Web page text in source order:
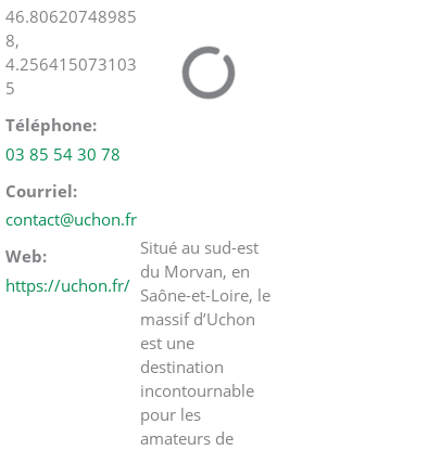
46.80620748985
8,
4.256415073103
5
Téléphone
03 85 54 30 78
Courriel
contact@uchon.fr
Web
https://uchon.fr/
Situé au sud-est
du Morvan, en
Saône-et-Loire, le
massif d’Uchon
est une
destination
incontournable
pour les
amateurs de